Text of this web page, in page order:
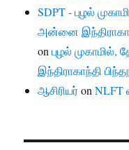
SDPT - புழல்
அன்னை
onபுழல்
இந்திராகாந்தி
ஆசிரியர்on